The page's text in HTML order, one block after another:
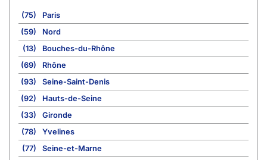
(75)
Paris
(59)
Nord
(13)
Bouches-du-Rhône
(69)
Rhône
(93)
Seine-Saint-Denis
(92)
Hauts-de-Seine
(33)
Gironde
(78)
Yvelines
(77)
Seine-et-Marne